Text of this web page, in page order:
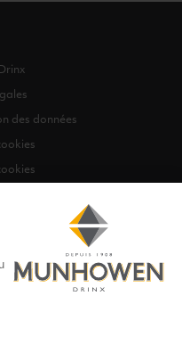
des données
droits réservés